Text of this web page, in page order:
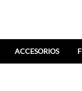
ACCESORIOS